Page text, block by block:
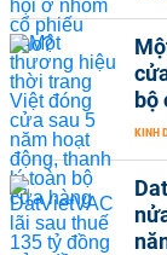
bộ
KINH